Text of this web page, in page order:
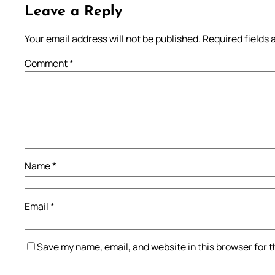
Leave a Reply
Your email address will not be published. Required fields
Comment*
Name*
Email*
Save my name, email, and website in this browser for